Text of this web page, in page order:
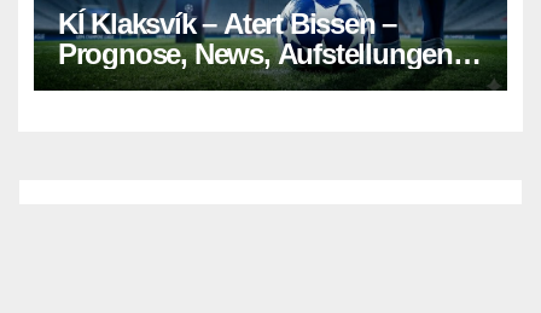
KÍ Klaksvík – Atert Bissen –
Prognose, News, Aufstellungen &
Tipp